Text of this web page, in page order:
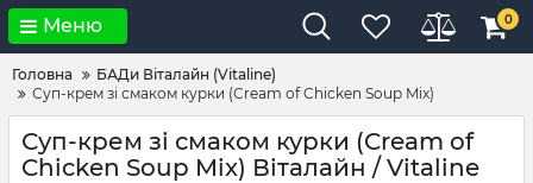
Меню 0
Головна
БАДи Віталайн (Vitaline)
Суп-крем зі смаком курки (Cream of Chicken Soup Mix)
Суп-крем зі смаком курки (Cream of
Chicken Soup Mix) Віталайн / Vitaline